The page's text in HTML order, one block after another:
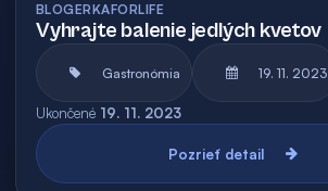
BLOGERKAFORLIFE
Vyhrajte balenie jedlých kvetov
Gastronómia 19. 11. 2023
Ukončené 19. 11. 2023
Pozrieť detail